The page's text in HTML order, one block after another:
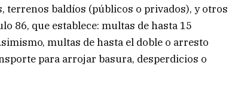
terrenos baldíos (públicos o privados), y otros
86, que establece: multas de hasta 15
multas de hasta el doble o arresto
para arrojar basura, desperdicios o